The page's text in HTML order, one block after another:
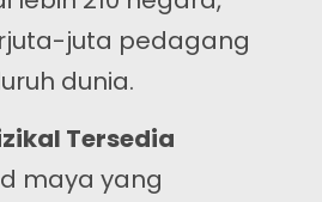
juta pedagang
dunia.
Tersedia
maya yang